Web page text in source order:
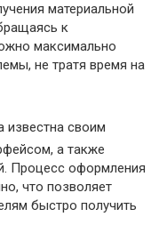
материальной
к
максимально
не тратя время на
известна своим
а также
Процесс оформления
что позволяет
быстро получить